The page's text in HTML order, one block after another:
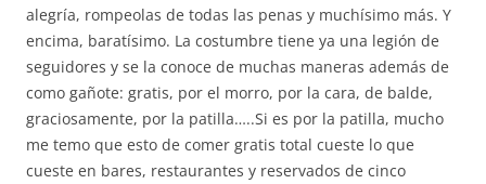
alegría, rompeolas de todas las penas y muchísimo más. Y
encima, baratísimo. La costumbre tiene ya una legión de
seguidores y se la conoce de muchas maneras además de
como gañote: gratis, por el morro, por la cara, de balde,
graciosamente, por la patilla…..Si es por la patilla, mucho
me temo que esto de comer gratis total cueste lo que
cueste en bares, restaurantes y reservados de cinco